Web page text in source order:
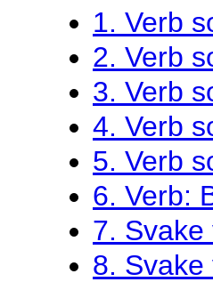
1. Verb
2. Verb
3. Verb
4. Verb
5. Verb
6. Verb:
7.
8.